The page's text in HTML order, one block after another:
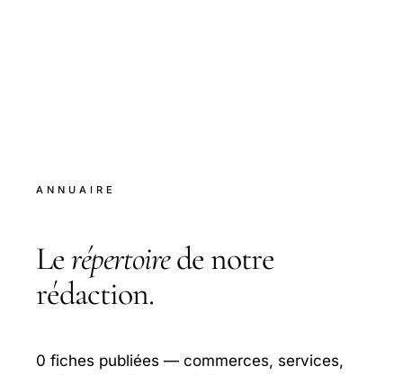
ANNUAIRE
Lerépertoirede notre
rédaction.
0 fiches publiées — commerces, services,